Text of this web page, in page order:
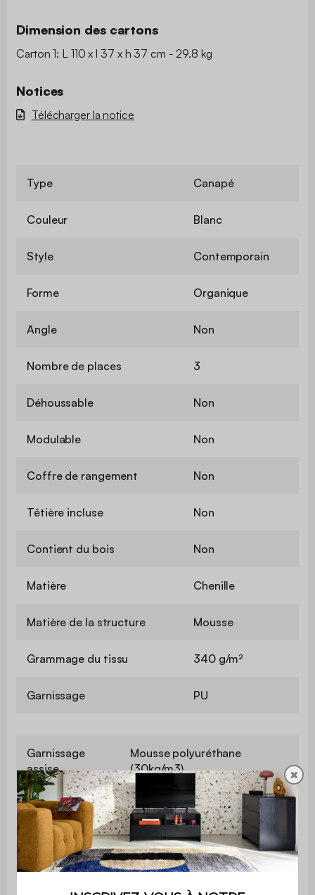
Dimension des cartons
Carton 1: L 110 x l 37 x h 37 cm - 29.8 kg
Notices
Télécharger la notice
Type Canapé
Couleur Blanc
Style Contemporain
Forme Organique
Angle Non
Nombre de places 3
Déhoussable Non
Modulable Non
Coffre de rangement Non
Têtière incluse Non
Contient du bois Non
Matière Chenille
Matière de la structure Mousse
Grammage du tissu 340 g/m²
Garnissage PU
Garnissage
assise
Mousse polyuréthane
(30kg/m3)
Garnissage
dossier
Mousse polyuréthane
(30kg/m3)
Profondeur 102 cm
✖